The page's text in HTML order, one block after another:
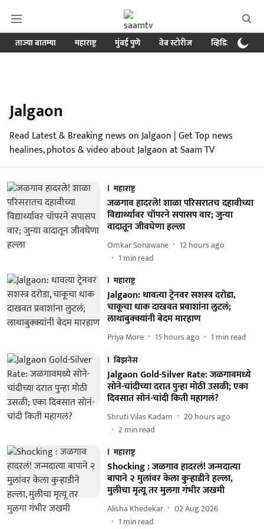
ताज्या बातम्या महाराष्ट्र मुंबई पुणे वेब स्टोरीज व्हिडिओ
Jalgaon
Read Latest & Breaking news on Jalgaon | Get Top news
healines, photos & video about Jalgaon at Saam TV
महाराष्ट्र
जळगाव हादरले! शाळा परिसरातच दहावीच्या
विद्यार्थ्यावर चॉपरने सपासप वार; जुन्या
वादातून जीवघेणा हल्ला
Omkar Sonawane
12 hours ago
1 min read
महाराष्ट्र
Jalgaon: धावत्या ट्रेनवर सशस्त्र दरोडा,
चाकूचा धाक दाखवत प्रवाशांना लुटलं;
लाथाबुक्क्यांनी बेदम मारहाण
Priya More 15 hours ago 1 min read
बिझनेस
Jalgaon Gold-Silver Rate: जळगावमध्ये
सोने-चांदीच्या दरात पुन्हा मोठी उसळी; एका
दिवसात सोनं-चांदी किती महागलं?
Shruti Vilas Kadam
20 hours ago
2min read
महाराष्ट्र
Shocking : जळगाव हादरलं! जन्मदात्या
बापाने २ मुलांवर केला कुऱ्हाडीने हल्ला,
मुलीचा मृत्यू तर मुलगा गंभीर जखमी
Alisha Khedekar
02 Aug 2026
1 min read